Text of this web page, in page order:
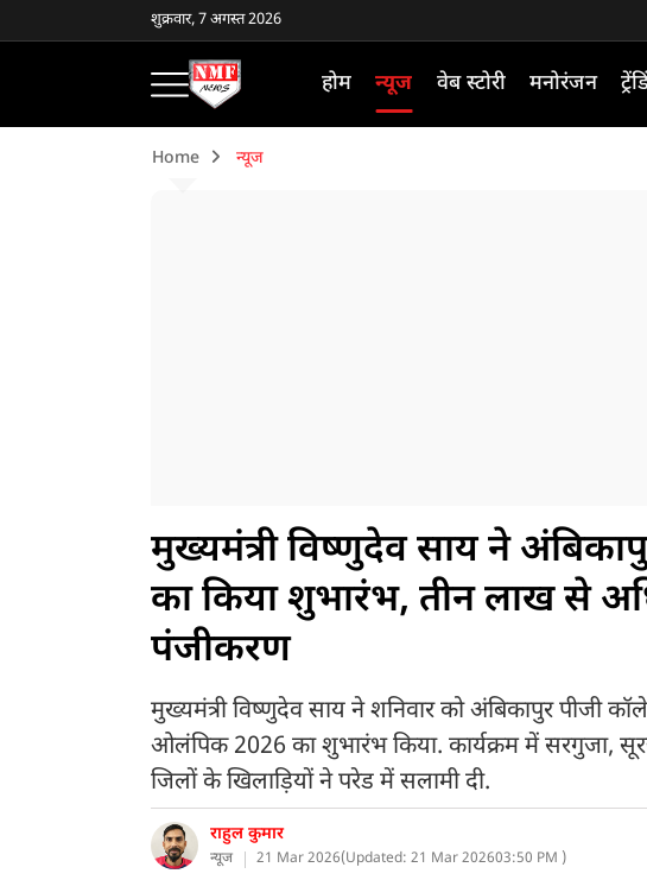
शुक्रवार, 7 अगस्त 2026
होम न्यूज वेब स्टोरी मनोरंजन
Home न्यूज
मुख्यमंत्री विष्णुदेव साय ने
का किया शुभारंभ, तीन लाख से
पंजीकरण
मुख्यमंत्री विष्णुदेव साय ने शनिवार को अंबिकापुर पीजी
ओलंपिक 2026 का शुभारंभ किया. कार्यक्रम में सरगुजा,
जिलों के खिलाड़ियों ने परेड में सलामी दी.
राहुल कुमार
न्यूज 21 Mar 2026(Updated: 21 Mar 202603:50 PM )